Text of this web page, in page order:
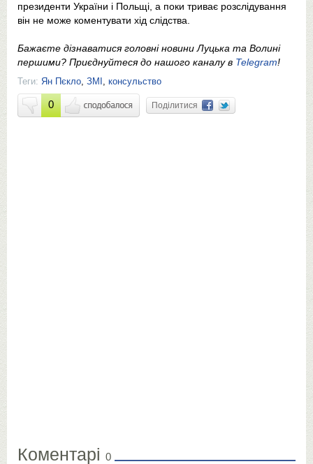
президенти України і Польщі, а поки триває розслідування
він не може коментувати хід слідства.
Бажаєте дізнаватися головні новини Луцька та Волині
першими? Приєднуйтеся до нашого каналу в Telegram!
Теги: Ян Пєкло, ЗМІ , консульство
0 Поділитися
Коментарі 0